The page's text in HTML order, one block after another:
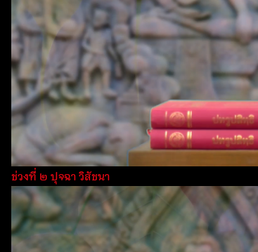
ช่วงที่ ๒ ปุจฉา วิสัชนา